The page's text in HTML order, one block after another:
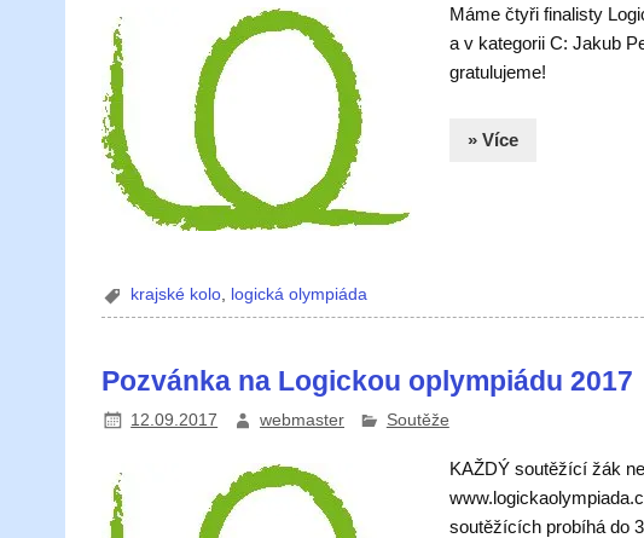
Máme čtyři finalisty
a v kategorii C: Jakub
gratulujeme!
» Více
krajské kolo logická olympiáda
Pozvánka na Logickou oplympiádu 2017
12.09.2017 webmaster Soutěže
KAŽDÝ soutěžící žák
soutěžících probíhá do